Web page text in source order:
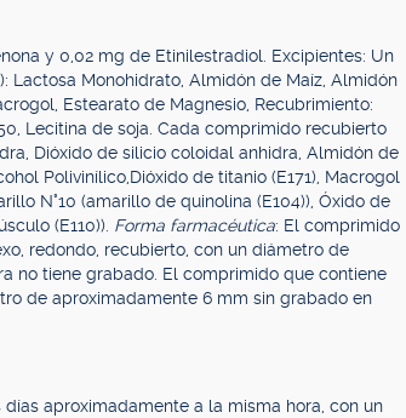
y 0,02 mg de Etinilestradiol. Excipientes: Un
Monohidrato, Almidón de Maíz, Almidón
Estearato de Magnesio, Recubrimiento:
Lecitina de soja. Cada comprimido recubierto
Dióxido de silicio coloidal anhidra, Almidón de
Polivinílico,Dióxido de titanio (E171), Macrogol
N°10 (amarillo de quinolina (E104)), Óxido de
(E110)). Forma farmacéutica: El comprimido
redondo, recubierto, con un diámetro de
no tiene grabado. El comprimido que contiene
de aproximadamente 6 mm sin grabado en
aproximadamente a la misma hora, con un